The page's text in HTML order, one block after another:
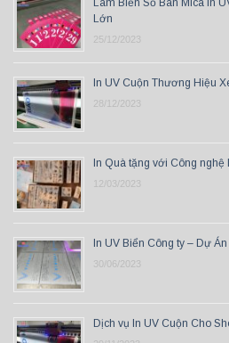
Lớn
25/12/2023
In UV Cuộn Thương Hiệu
28/12/2023
In Quà tặng với Công nghệ
12/03/2023
In UV Biển Công ty – Dự
30/06/2023
Dịch vụ In UV Cuộn Cho